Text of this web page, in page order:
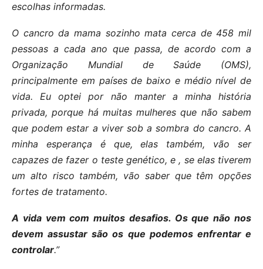
escolhas informadas.
O cancro da mama sozinho mata cerca de 458 mil
pessoas a cada ano que passa, de acordo com a
Organização Mundial de Saúde (OMS),
principalmente em países de baixo e médio nível de
vida. Eu optei por não manter a minha história
privada, porque há muitas mulheres que não sabem
que podem estar a viver sob a sombra do cancro. A
minha esperança é que, elas também, vão ser
capazes de fazer o teste genético, e , se elas tiverem
um alto risco também, vão saber que têm opções
fortes de tratamento.
A vida vem com muitos desafios. Os que não nos
devem assustar são os que podemos enfrentar e
controlar.”